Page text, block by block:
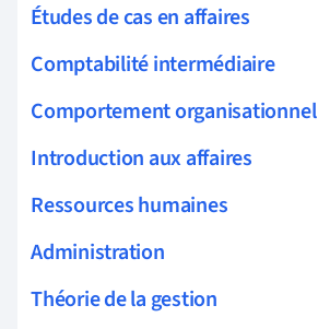
Études de cas en affaires
Comptabilité intermédiaire
Comportement organisationnel
Introduction aux affaires
Ressources humaines
Administration
Théorie de la gestion